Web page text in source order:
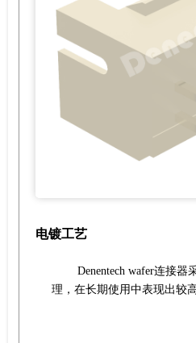
电镀工艺
Denentech wafer连接
理，在长期使用中表现出较